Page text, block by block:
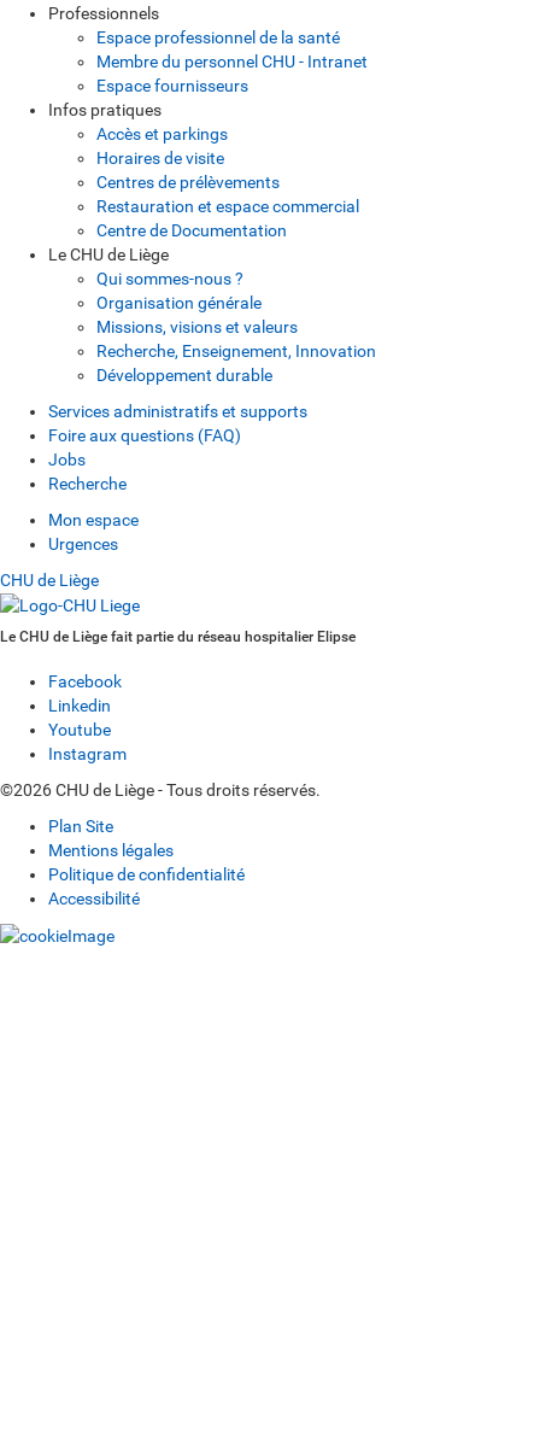
Professionnels
Espace professionnel de la santé
Membre du personnel CHU - Intranet
Espace fournisseurs
Infos pratiques
Accès et parkings
Horaires de visite
Centres de prélèvements
Restauration et espace commercial
Centre de Documentation
Le CHU de Liège
Qui sommes-nous ?
Organisation générale
Missions, visions et valeurs
Recherche, Enseignement, Innovation
Développement durable
Services administratifs et supports
Foire aux questions (FAQ)
Jobs
Recherche
Mon espace
Urgences
CHU de Liège
Le CHU de Liège fait partie du réseau hospitalier Elipse
Facebook
Linkedin
Youtube
Instagram
©2026 CHU de Liège - Tous droits réservés.
Plan Site
Mentions légales
Politique de confidentialité
Accessibilité